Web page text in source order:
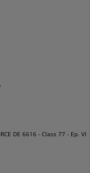
DE 6616 - Class 77 - Ep. VI